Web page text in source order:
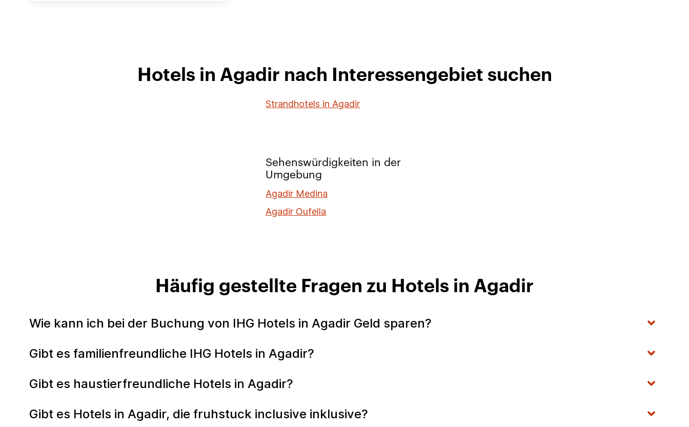
Hotels in Agadir nach Interessengebiet suchen
Strandhotels in Agadir
Sehenswürdigkeiten in der
Umgebung
Agadir Medina
Agadir Oufella
Häufig gestellte Fragen zu Hotels in Agadir
Wie kann ich bei der Buchung von IHG Hotels in Agadir Geld sparen?
Gibt es familienfreundliche IHG Hotels in Agadir?
Gibt es haustierfreundliche Hotels in Agadir?
Gibt es Hotels in Agadir, die fruhstuck inclusive inklusive?